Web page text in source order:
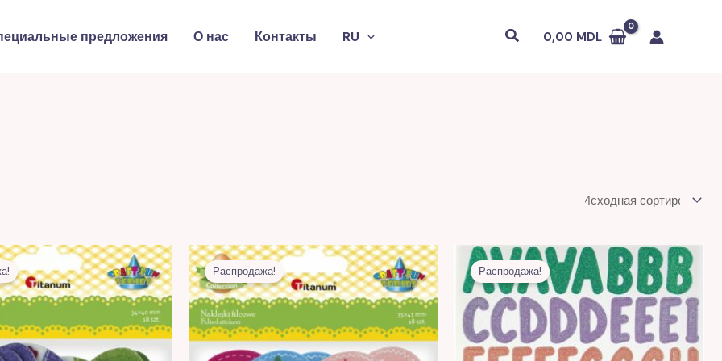
предложения О нас Контакты RU Поиск0,00 MDL
цена
составляла
MDL.
Текущая
цена:
15,00 MDL.
Распродажа!
Первоначальная
цена
составляла
44,00 MDL.
Текущая
цена:
17,00 MDL.
Распродажа!
Первоначальная
цена
составляла
39,00 MDL.
Текущая
цена:
16,00 MDL.